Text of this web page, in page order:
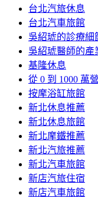
台北汽旅休息
台北汽車旅館
吳紹琥的診療細
吳紹琥醫師的產
基隆休息
從 0 到 1000 萬
按摩浴缸旅館
新北休息推薦
新北休息旅館
新北摩鐵推薦
新北汽旅推薦
新北汽車旅館
新店汽旅住宿
新店汽車旅館